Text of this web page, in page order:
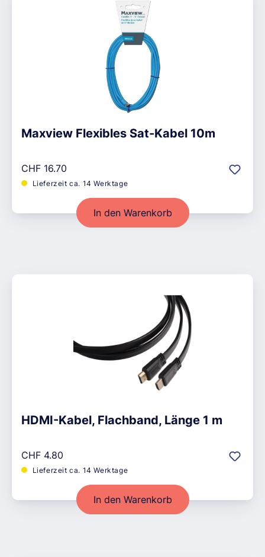
Maxview Flexibles Sat-Kabel 10m
Regulärer Preis:
CHF 16.70
Lieferzeit ca. 14 Werktage
In den Warenkorb
HDMI-Kabel, Flachband, Länge 1 m
Regulärer Preis:
CHF 4.80
Lieferzeit ca. 14 Werktage
In den Warenkorb